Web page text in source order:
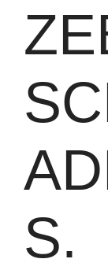
S.